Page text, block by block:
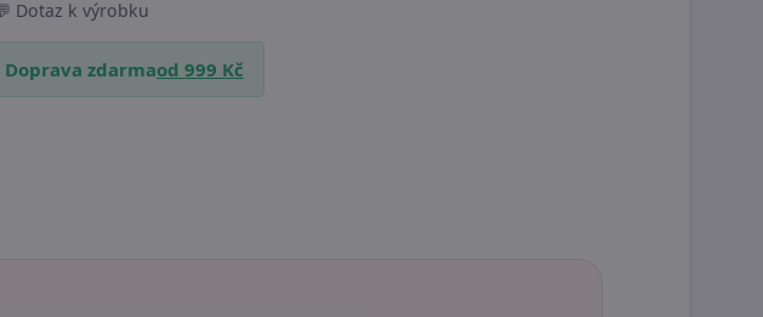
Dotaz k výrobku
Doprava zdarmaod 999 Kč